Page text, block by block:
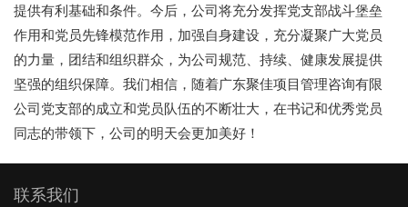
提供有利基础和条件。今后，公司将充分发挥党支部战斗堡垒
作用和党员先锋模范作用，加强自身建设，充分凝聚广大党员
的力量，团结和组织群众，为公司规范、持续、健康发展提供
坚强的组织保障。我们相信，随着广东聚佳项目管理咨询有限
公司党支部的成立和党员队伍的不断壮大，在书记和优秀党员
同志的带领下，公司的明天会更加美好！
联系我们